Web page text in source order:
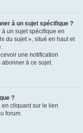
à un sujet spécifique ?
un sujet spécifique en
du sujet », situé en haut et
une notification
abonner à ce sujet.
?
cliquant sur le lien
forum.